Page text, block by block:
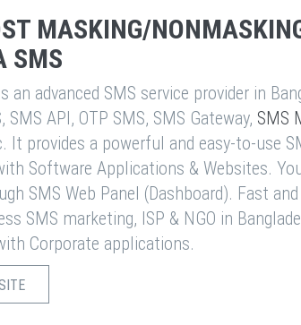
MASKING/
SMS
is an advanced SMS service provider in
SMS API, OTP SMS, SMS Gateway, SMS
It provides a powerful and easy-to-use
Software Applications & Websites.
SMS Web Panel (Dashboard). Fast
SMS marketing, ISP & NGO in
Corporate applications.